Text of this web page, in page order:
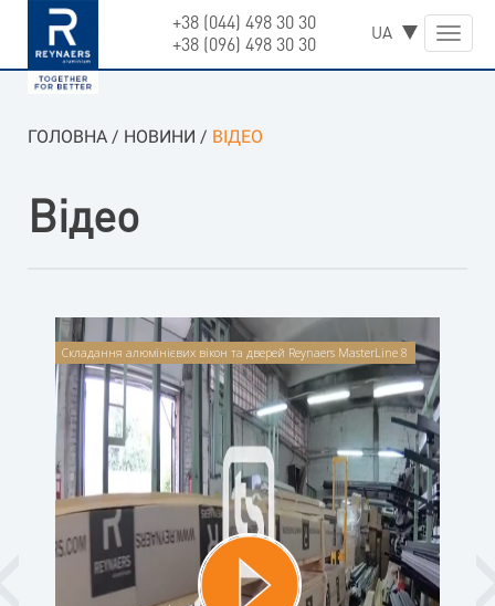
Toggle
content
+38 (044) 498 30 30
+38 (096) 498 30 30
ГОЛОВНА / НОВИНИ / ВIДЕО
Вiдео
Складання алюмінієвих вікон та дверей Reynaers MasterLine 8